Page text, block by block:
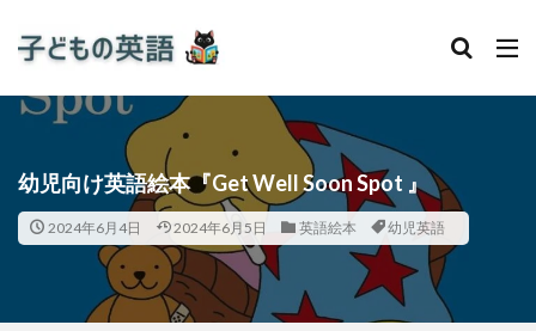
幼児向け英語絵本『Get Well Soon Spot 』
2024年6月4日 2024年6月5日 英語絵本 幼児英語